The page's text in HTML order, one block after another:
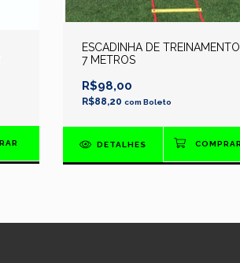
ESCADINHA DE TREINAMENTO
7 METROS
R$98,00
R$88,20 com Boleto
DETALHES